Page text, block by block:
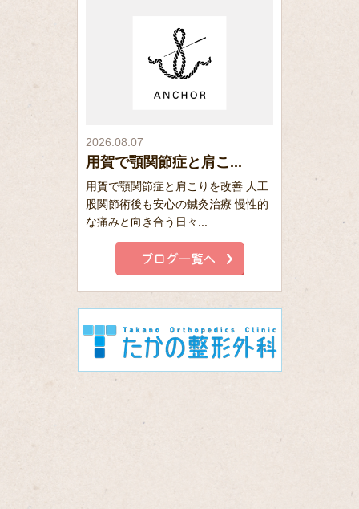
2026.08.07
用賀で顎関節症と肩こ...
用賀で顎関節症と肩こりを改善 人工
股関節術後も安心の鍼灸治療 慢性的
な痛みと向き合う日々...